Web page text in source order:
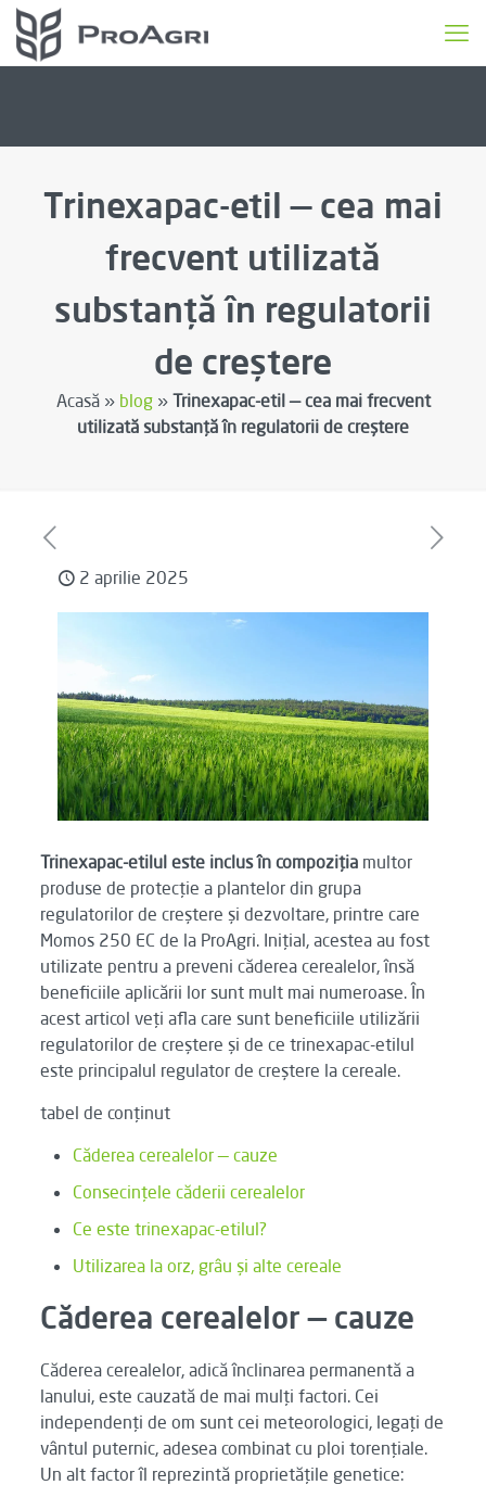
Trinexapac-etil — cea mai
frecvent utilizată
substanță în regulatorii
de creștere
Acasă » blog» Trinexapac-etil — cea mai frecvent
utilizată substanță în regulatorii de creștere
2 aprilie 2025
Trinexapac-etilul este inclus în compoziția multor
produse de protecție a plantelor din grupa
regulatorilor de creștere și dezvoltare, printre care
Momos 250 EC de la ProAgri. Inițial, acestea au fost
utilizate pentru a preveni căderea cerealelor, însă
beneficiile aplicării lor sunt mult mai numeroase. În
acest articol veți afla care sunt beneficiile utilizării
regulatorilor de creștere și de ce trinexapac-etilul
este principalul regulator de creștere la cereale.
tabel de conținut
Căderea cerealelor — cauze
Consecințele căderii cerealelor
Ce este trinexapac-etilul?
Utilizarea la orz, grâu și alte cereale
Căderea cerealelor — cauze
Căderea cerealelor, adică înclinarea permanentă a
lanului, este cauzată de mai mulți factori. Cei
independenți de om sunt cei meteorologici, legați de
vântul puternic, adesea combinat cu ploi torențiale.
Un alt factor îl reprezintă proprietățile genetice: